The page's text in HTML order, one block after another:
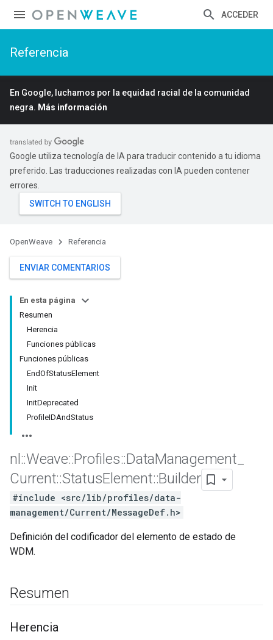
ACCEDER
Referencia
En Google, luchamos por la equidad racial de la comunidad
negra. Más información
Google utiliza tecnología de IA para traducir contenido a tu idioma
preferido. Las traducciones realizadas con IA pueden contener
errores.
OpenWeave Referencia
ENVIAR COMENTARIOS
En esta página
Resumen
Herencia
Funciones públicas
Funciones públicas
EndOfStatusElement
Init
InitDeprecated
ProfileIDAndStatus
nl ::Weave::Profiles::DataManagement
Current::StatusElement::Builder
#include <src/lib/profiles/data-
management/Current/MessageDef.h>
Definición del codificador del elemento de estado de
WDM.
Resumen
Herencia